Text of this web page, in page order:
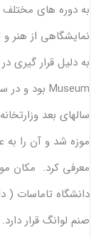
به دوره های مختلف
نمایشگاهی از هنر و
موزه شد و آن را به
معرفی کرد. مکان
دانشگاه تاماسات (
صنم لوانگ قرار